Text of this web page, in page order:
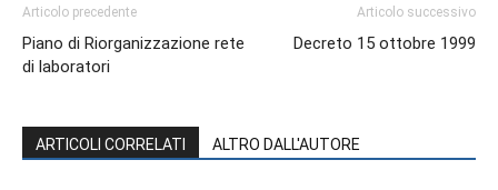
Articolo precedente
Piano di Riorganizzazione rete
di laboratori
Articolo successivo
Decreto 15 ottobre 1999
ARTICOLI CORRELATI ALTRO DALL'AUTORE